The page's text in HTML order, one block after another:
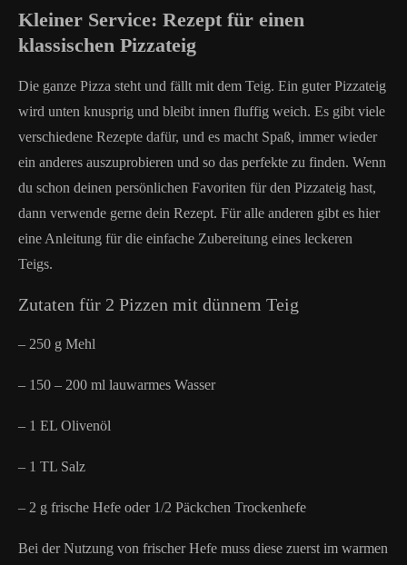
Kleiner Service: Rezept für einen
klassischen Pizzateig
Die ganze Pizza steht und fällt mit dem Teig. Ein guter Pizzateig
wird unten knusprig und bleibt innen fluffig weich. Es gibt viele
verschiedene Rezepte dafür, und es macht Spaß, immer wieder
ein anderes auszuprobieren und so das perfekte zu finden. Wenn
du schon deinen persönlichen Favoriten für den Pizzateig hast,
dann verwende gerne dein Rezept. Für alle anderen gibt es hier
eine Anleitung für die einfache Zubereitung eines leckeren
Teigs.
Zutaten für 2 Pizzen mit dünnem Teig
– 250 g Mehl
– 150 – 200 ml lauwarmes Wasser
– 1 EL Olivenöl
– 1 TL Salz
– 2 g frische Hefe oder 1/2 Päckchen Trockenhefe
Bei der Nutzung von frischer Hefe muss diese zuerst im warmen